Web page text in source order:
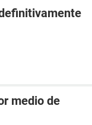
medio de